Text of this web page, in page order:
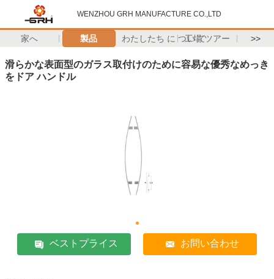
WENZHOU GRH MANUFACTURE CO.,LTD
家へ 製品 わたしたち に つい て工場 ツアー >>
滑らかな表面型のガラス取付けのために容易な優秀なめっき
をドア ハンドル
ベストプライス お問い合わせ